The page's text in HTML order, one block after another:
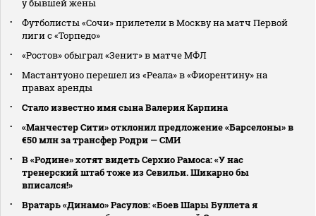
Футболисты «Сочи» прилетели в Москву на матч Первой
лиги с «Торпедо»
«Ростов» обыграл «Зенит» в матче МФЛ
Мастантуоно перешел из «Реала» в «Фиорентину» на
правах аренды
Стало известно имя сына Валерия Карпина
«Манчестер Сити» отклонил предложение «Барселоны» в
€50 млн за трансфер Родри — СМИ
В «Родине» хотят видеть Серхио Рамоса: «У нас
тренерский штаб тоже из Севильи. Шикарно бы
вписался!»
Вратарь «Динамо» Расулов: «Боев Шары Буллета я